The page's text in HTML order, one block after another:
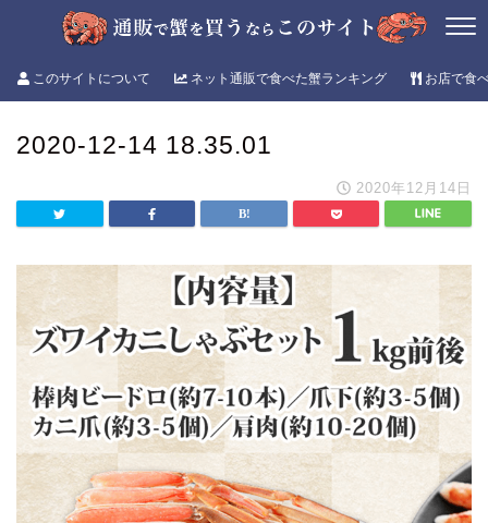
このサイトについて ネット通販で食べた蟹ランキング お店で食
2020-12-14 18.35.01
2020年12月14日